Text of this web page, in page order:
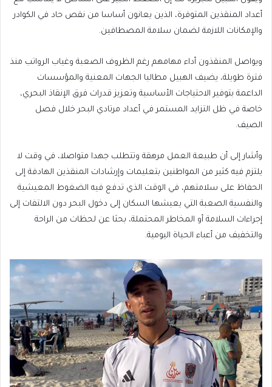
أعداد المنقذين المتوفرة، الذين يعانون أساسا من نقص حاد في الكوادر
والإمكانات اللازمة لضمان سلامة المصطافين.
ويواصل المنقذون أداء مهامهم رغم الظروف الصعبة وغياب الرواتب منذ
فترة طويلة، يضيف الهبيل مطالبا الجهات المعنية والمؤسسات
الداعمة بتوفير الاحتياجات الأساسية وتعزيز قدرات فرق الإنقاذ البحري،
خاصة في ظل التزايد المستمر في أعداد مرتادي البحر خلال فصل
الصيف.
وأشار إلى أن طبيعة العمل مرهقة وتتطلب جهدا متواصلا، في وقت لا
يلتزم فيه كثير من المواطنين بتعليمات وإرشادات المنقذين الهادفة إلى
الحفاظ على سلامتهم، في الوقت الذي تدفع فيه الضغوط المعيشية
والنفسية الصعبة التي يعيشها السكان إلى دخول البحر دون الالتفات إلى
إجراءات السلامة أو المخاطر المحتملة، بحثا عن لحظات من الراحة
والتخفيف من أعباء الحياة اليومية.